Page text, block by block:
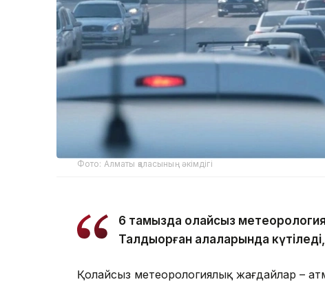
Фото: Алматы қаласының әкімдігі
6 тамызда қолайсыз
Талдықорған қалаларында
Қолайсыз метеорологиялық жағдайлар –